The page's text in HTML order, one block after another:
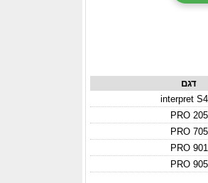
דגם
interpret
PRO 205
PRO 705
PRO 901
PRO 905